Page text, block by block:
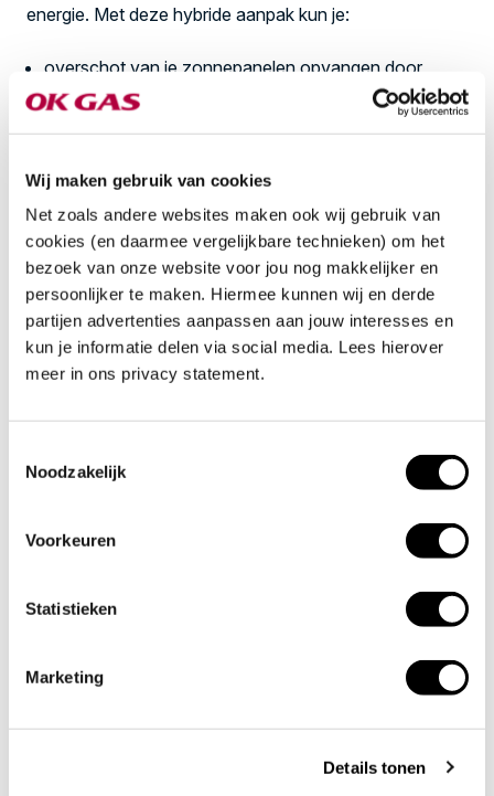
Wij maken gebruik van cookies
Net zoals andere websites maken ook wij gebruik van
cookies (en daarmee vergelijkbare technieken) om het
bezoek van onze website voor jou nog makkelijker en
persoonlijker te maken. Hiermee kunnen wij en derde
partijen advertenties aanpassen aan jouw interesses en
kun je informatie delen via social media. Lees hierover
meer in ons privacy statement.
Noodzakelijk
Voorkeuren
Statistieken
Marketing
Details tonen
energie. Met deze hybride aanpak kun je:
overschot van je zonnepanelen opvangen door
energie op te slaan in een batterij
tekort aan stroombetrouwbaar en economisch
(bio)propaan
Zeker bij seizoenspieken, productiezekerheid of
langdurige netcongestie biedt onze hybride
energieoplossing een directe én toekomstbestendige
aanvulling op je zonne-installatie.
Stap 1: Analyse van je situatie
Wat wek je op? Wat verbruik je wanneer? Waar zit
Je ontvang een concreet voorstel, afgestemd op je
Stap 3: Installatie & oplevering
met of zonder netverzwaring.